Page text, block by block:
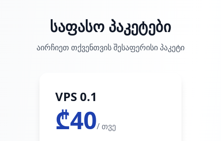
საფასო პაკეტები
აირჩიეთ თქვენთვის შესაფერისი პაკეტი
VPS 0.1
₾40/ თვე